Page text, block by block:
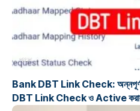
প্রকল্প
Bank DBT Link Check: অন্নপূর্ণা
DBT Link Check ও Active